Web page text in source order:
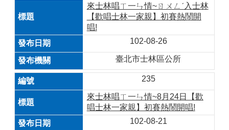
來士林唱ㄒ一ㄣ情~ㄖㄨㄥˊ入士林
【歡唱士林一家親】初賽熱鬧開
唱!
102-08-26
臺北市士林區公所
235
來士林唱ㄒ一ㄣ情~8月24日【歡
唱士林一家親】初賽熱鬧開唱!
102-08-21